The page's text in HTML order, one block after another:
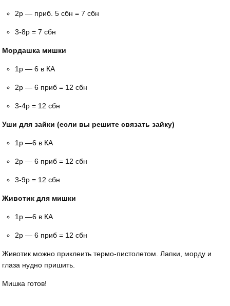
2р — приб. 5 сбн = 7 сбн
3-8р = 7 сбн
Мордашка мишки
1р — 6 в КА
2р — 6 приб = 12 сбн
3-4р = 12 сбн
Уши для зайки (если вы решите связать зайку)
1р —6 в КА
2р — 6 приб = 12 сбн
3-9р = 12 сбн
Животик для мишки
1р —6 в КА
2р — 6 приб = 12 сбн
Животик можно приклеить термо-пистолетом. Лапки, морду и
глаза нудно пришить.
Мишка готов!